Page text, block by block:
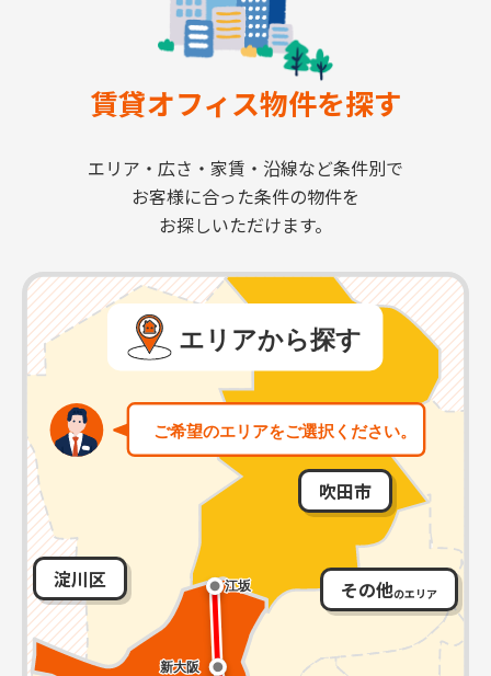
賃貸オフィス物件を探す
エリア・広さ・家賃・沿線など条件別で
お客様に合った条件の物件を
お探しいただけます。
吹田市
その他のエリア
淀川区